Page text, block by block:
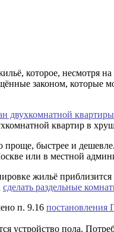
которое,
законом, которые
квартир в
быстрее и
или в местной
жильё
сделать раздельные
п. 9.16 постановления
устройство пола.